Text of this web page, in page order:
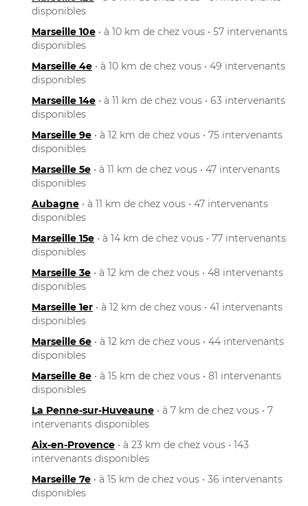
disponibles
Marseille 10e • à 10 km de chez vous • 57 intervenants
disponibles
Marseille 4e • à 10 km de chez vous • 49 intervenants
disponibles
Marseille 14e • à 11 km de chez vous • 63 intervenants
disponibles
Marseille 9e • à 12 km de chez vous • 75 intervenants
disponibles
Marseille 5e • à 11 km de chez vous • 47 intervenants
disponibles
Aubagne • à 11 km de chez vous • 47 intervenants
disponibles
Marseille 15e • à 14 km de chez vous • 77 intervenants
disponibles
Marseille 3e • à 12 km de chez vous • 48 intervenants
disponibles
Marseille 1er • à 12 km de chez vous • 41 intervenants
disponibles
Marseille 6e • à 12 km de chez vous • 44 intervenants
disponibles
Marseille 8e • à 15 km de chez vous • 81 intervenants
disponibles
La Penne-sur-Huveaune • à 7 km de chez vous • 7
intervenants disponibles
Aix-en-Provence • à 23 km de chez vous • 143
intervenants disponibles
Marseille 7e • à 15 km de chez vous • 36 intervenants
disponibles